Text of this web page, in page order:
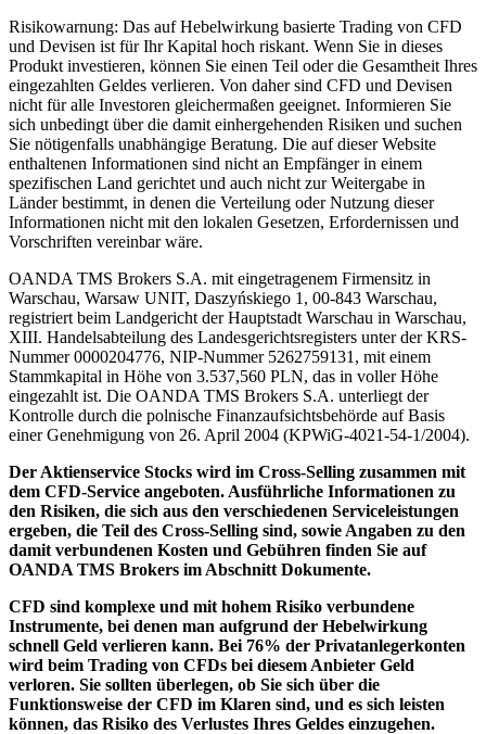
Risikowarnung: Das auf Hebelwirkung basierte Trading von CFD
und Devisen ist für Ihr Kapital hoch riskant. Wenn Sie in dieses
Produkt investieren, können Sie einen Teil oder die Gesamtheit Ihres
eingezahlten Geldes verlieren. Von daher sind CFD und Devisen
nicht für alle Investoren gleichermaßen geeignet. Informieren Sie
sich unbedingt über die damit einhergehenden Risiken und suchen
Sie nötigenfalls unabhängige Beratung. Die auf dieser Website
enthaltenen Informationen sind nicht an Empfänger in einem
spezifischen Land gerichtet und auch nicht zur Weitergabe in
Länder bestimmt, in denen die Verteilung oder Nutzung dieser
Informationen nicht mit den lokalen Gesetzen, Erfordernissen und
Vorschriften vereinbar wäre.
OANDA TMS Brokers S.A. mit eingetragenem Firmensitz in
Warschau, Warsaw UNIT, Daszyńskiego 1, 00-843 Warschau,
registriert beim Landgericht der Hauptstadt Warschau in Warschau,
XIII. Handelsabteilung des Landesgerichtsregisters unter der KRS-
Nummer 0000204776, NIP-Nummer 5262759131, mit einem
Stammkapital in Höhe von 3.537,560 PLN, das in voller Höhe
eingezahlt ist. Die OANDA TMS Brokers S.A. unterliegt der
Kontrolle durch die polnische Finanzaufsichtsbehörde auf Basis
einer Genehmigung von 26. April 2004 (KPWiG-4021-54-1/2004).
Der Aktienservice Stocks wird im Cross-Selling zusammen mit
dem CFD-Service angeboten. Ausführliche Informationen zu
den Risiken, die sich aus den verschiedenen Serviceleistungen
ergeben, die Teil des Cross-Selling sind, sowie Angaben zu den
damit verbundenen Kosten und Gebühren finden Sie auf
OANDA TMS Brokers im Abschnitt Dokumente.
CFD sind komplexe und mit hohem Risiko verbundene
Instrumente, bei denen man aufgrund der Hebelwirkung
schnell Geld verlieren kann. Bei 76% der Privatanlegerkonten
wird beim Trading von CFDs bei diesem Anbieter Geld
verloren. Sie sollten überlegen, ob Sie sich über die
Funktionsweise der CFD im Klaren sind, und es sich leisten
können, das Risiko des Verlustes Ihres Geldes einzugehen.